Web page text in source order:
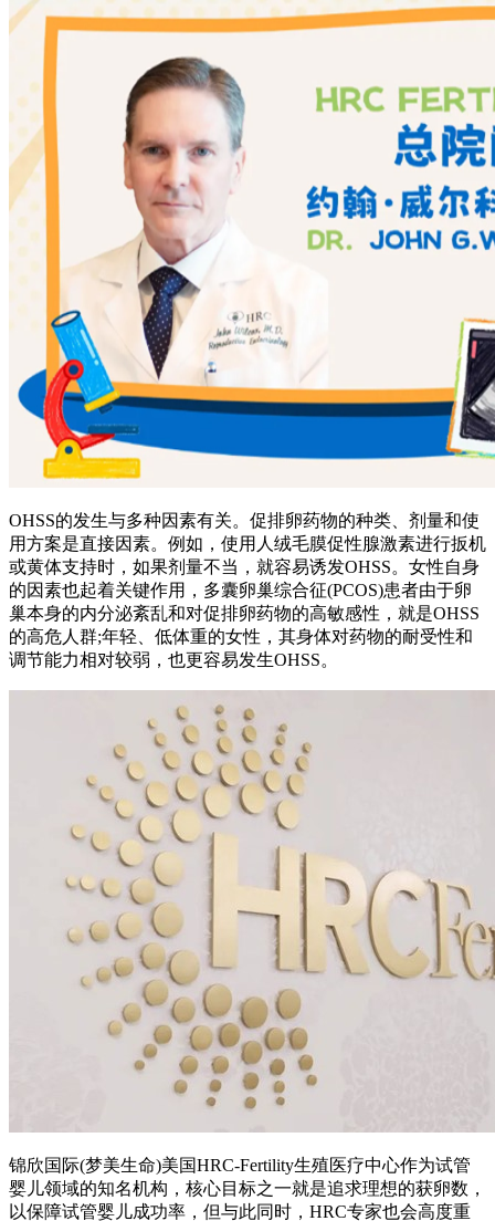
OHSS的发生与多种因素有关。促排卵药物的种类、剂量和使
用方案是直接因素。例如，使用人绒毛膜促性腺激素进行扳机
或黄体支持时，如果剂量不当，就容易诱发OHSS。女性自身
的因素也起着关键作用，多囊卵巢综合征(PCOS)患者由于卵
巢本身的内分泌紊乱和对促排卵药物的高敏感性，就是OHSS
的高危人群;年轻、低体重的女性，其身体对药物的耐受性和
调节能力相对较弱，也更容易发生OHSS。
锦欣国际(梦美生命)美国HRC-Fertility生殖医疗中心作为试管
婴儿领域的知名机构，核心目标之一就是追求理想的获卵数，
以保障试管婴儿成功率，但与此同时，HRC专家也会高度重